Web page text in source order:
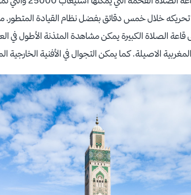
يمكن تحريكه خلال خمس دقائق بفضل نظام القيادة
الصلاة الكبيرة يمكن مشاهدة المئذنة الأطول في
المغربية الاصيلة. كما يمكن التجوال في الأفنية